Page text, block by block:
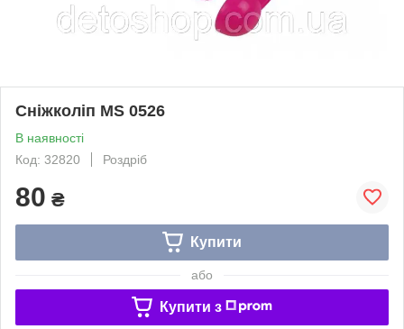
Сніжколіп MS 0526
В наявності
Код: 32820
Роздріб
80 ₴
Купити
або
Купити з